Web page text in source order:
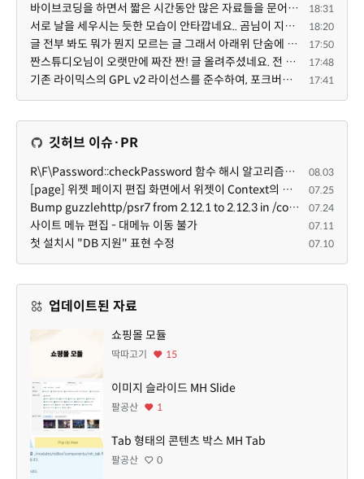
바이브코딩을 하면서 짧은 시간동안 많은 자료들을 문어발식 확장하면서 이미 배포한것에대한 흥미가 떨어지... 18:31
서로 날을 세우시는 듯한 모습이 안타깝네요.. 곰님이 지금까지 이끌어주셨던것처럼 안정적인 코어도 필요하... 18:20
글 전부 봐도 뭐가 뭔지 모르는 글 그래서 아래위 단숨에 쭈욱 훝어만 보고 말았지만 참 대단한 정성이예요.... 17:50
짠스튜디오님이 오랫만에 짜잔 짠! 글 올려주셨네요. 전 봐도 잘 모르는 내용이지만 그래도 응원드려요. 17:48
기존 라이믹스의 GPL v2 라이선스를 준수하여, 포크버전도 GPL v2 라이선스로 공개 배포됩니다. 17:41
깃허브 이슈·PR
R\F\Password::checkPassword 함수 해시 알고리즘을 암시적으로 호출하는 경우 Argon2id 해시 비교 실패 08.03
[page] 위젯 페이지 편집 화면에서 위젯이 Context의 module_info를 덮어쓰면 저장이 ERR_ACT_IS_NOT_STANDALONE으로 실패 07.25
Bump guzzlehttp/psr7 from 2.12.1 to 2.12.3 in /common 07.24
사이트 메뉴 편집 - 대메뉴 이동 불가 07.11
첫 설치시 "DB 지원" 표현 수정 07.10
업데이트된 자료
쇼핑몰 모듈
딱따고기 15
이미지 슬라이드 MH Slide
팔공산 1
Tab 형태의 콘텐츠 박스 MH Tab
팔공산 0